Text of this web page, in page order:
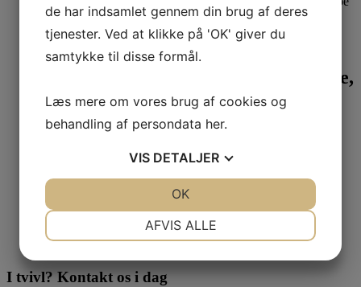
Læs mere
Glasfiberpakninger
Pakning “P” 8x18mm Ø8: blød kerne,
fladt stykke m. tape
Vedligeholdelse
Keramisk Lim – tube 17 ml (1 stk.)
I tvivl? Kontakt os i dag
de har indsamlet gennem din brug af deres
tjenester. Ved at klikke på 'OK' giver du
samtykke til disse formål.
Læs mere om vores brug af cookies og
behandling af persondata her.
VIS DETALJER
MARKETING
AFVIS ALLE
OK